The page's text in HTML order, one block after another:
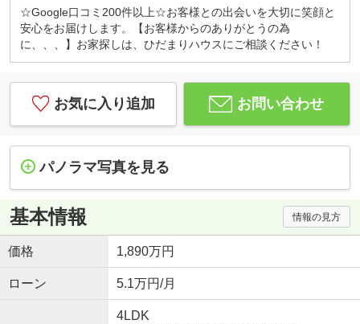
☆Google口コミ200件以上☆お客様との出会いを大切に笑顔と
安心をお届けします。【お客様からのありがとうの為
に、、、】お家探しは、ひだまりハウスにご相談ください！
お気に入り追加 お問い合わせ
パノラマ写真を見る
基本情報 情報の見方
価格 1,890万円
ローン 5.1万円/月
4LDK